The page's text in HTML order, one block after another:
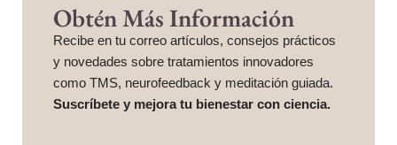
Obtén Más Información
Recibe en tu correo artículos, consejos prácticos
y novedades sobre tratamientos innovadores
como TMS, neurofeedback y meditación guiada.
Suscríbete y mejora tu bienestar con ciencia.